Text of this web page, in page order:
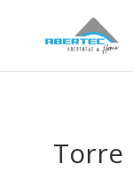
Torre